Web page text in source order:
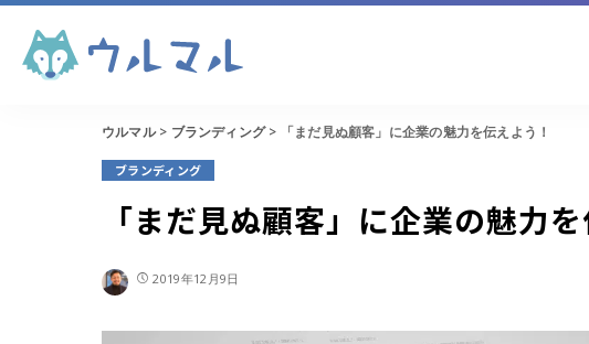
コンテンツマーケテ
ビジネス
ウルマル> ブランディング> 「まだ見ぬ顧客」に企業の魅力を伝えよう！
ブランディング
「まだ見ぬ顧客」に企業の魅力を
2019年12月9日